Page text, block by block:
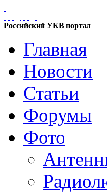
Российский УКВ портал
Главная
Новости
Статьи
Форумы
Фото